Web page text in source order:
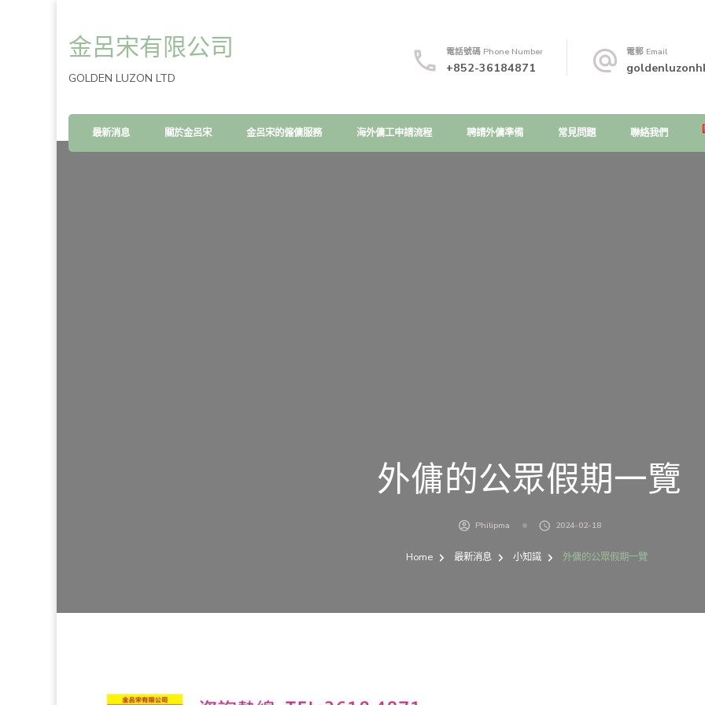
金呂宋有限公司
GOLDEN LUZON LTD
電話號碼 Phone Number
+852-36184871
電郵 Email
最新消息 關於金呂宋 金呂宋的僱傭服務 海外傭工申請流程 聘請外傭準備 常見問題 聯絡我們
外傭的公眾假期一覽
Philipma 2024-02-18
Home 最新消息 小知識 外傭的公眾假期一覽